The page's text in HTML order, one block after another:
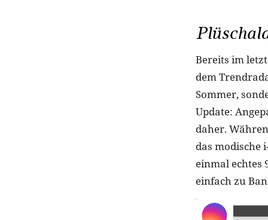
Bereits im
dem
Sommer,
Update:
daher.
das modische
einmal echtes
einfach zu